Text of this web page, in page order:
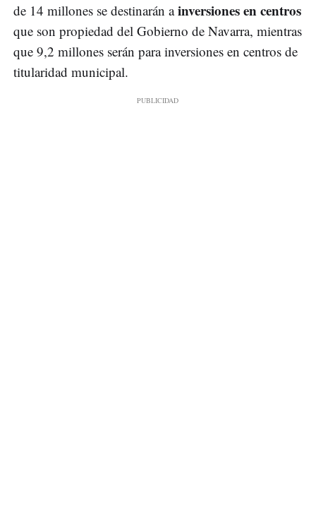
de 14 millones se destinarán ainversiones en centros
que son propiedad del Gobierno de Navarra, mientras
que 9,2 millones serán para inversiones en centros de
titularidad municipal.